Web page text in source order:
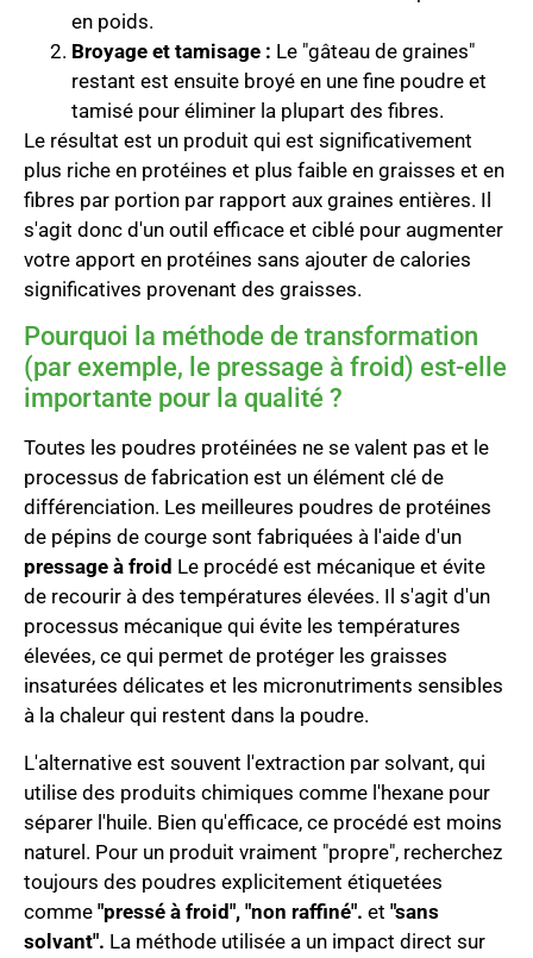
en poids.
Broyage et tamisage : Le "gâteau de graines"
restant est ensuite broyé en une fine poudre et
tamisé pour éliminer la plupart des fibres.
Le résultat est un produit qui est significativement
plus riche en protéines et plus faible en graisses et en
fibres par portion par rapport aux graines entières. Il
s'agit donc d'un outil efficace et ciblé pour augmenter
votre apport en protéines sans ajouter de calories
significatives provenant des graisses.
Pourquoi la méthode de transformation
(par exemple, le pressage à froid) est-elle
importante pour la qualité ?
Toutes les poudres protéinées ne se valent pas et le
processus de fabrication est un élément clé de
différenciation. Les meilleures poudres de protéines
de pépins de courge sont fabriquées à l'aide d'un
pressage à froid Le procédé est mécanique et évite
de recourir à des températures élevées. Il s'agit d'un
processus mécanique qui évite les températures
élevées, ce qui permet de protéger les graisses
insaturées délicates et les micronutriments sensibles
à la chaleur qui restent dans la poudre.
L'alternative est souvent l'extraction par solvant, qui
utilise des produits chimiques comme l'hexane pour
séparer l'huile. Bien qu'efficace, ce procédé est moins
naturel. Pour un produit vraiment "propre", recherchez
toujours des poudres explicitement étiquetées
comme "pressé à froid", "non raffiné". et "sans
solvant". La méthode utilisée a un impact direct sur